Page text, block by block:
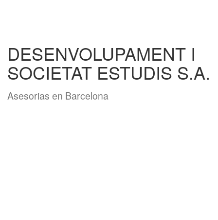
DESENVOLUPAMENT I
SOCIETAT ESTUDIS S.A.
Asesorias en Barcelona